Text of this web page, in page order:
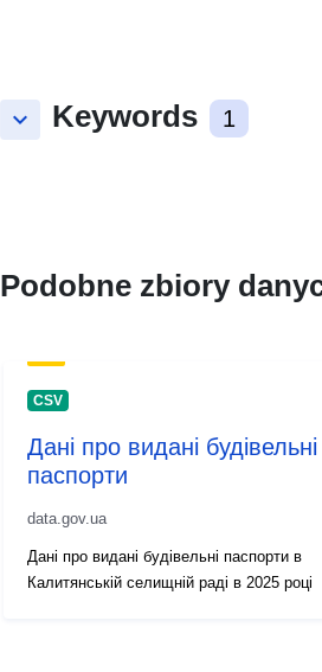
keyboard_arrow_down Keywords 1
Podobne zbiory
CSV
Дані про видані будівельні
паспорти
data.gov.ua
Дані про видані будівельні паспорти в
Калитянській селищній раді в 2025 році